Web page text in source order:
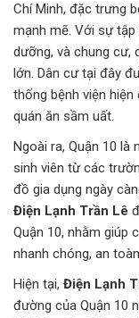
Chí Minh, đặc trưng
mạnh mẽ. Với sự
dưỡng, và chung cư,
lớn. Dân cư tại đây
thống bệnh viện
quán ăn sầm uất.
Ngoài ra, Quận 10
sinh viên từ các
đồ gia dụng ngày
Điện Lạnh Trần Lê
Quận 10, nhằm giúp
nhanh chóng, an
Hiện tại, Điện Lạnh
đường của Quận 10